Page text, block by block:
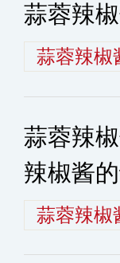
蒜蓉辣
些？
蒜蓉辣椒
蒜蓉辣
辣椒酱
蒜蓉辣椒